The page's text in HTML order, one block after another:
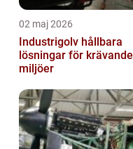
02 maj 2026
Industrigolv hållbara
lösningar för krävande
miljöer